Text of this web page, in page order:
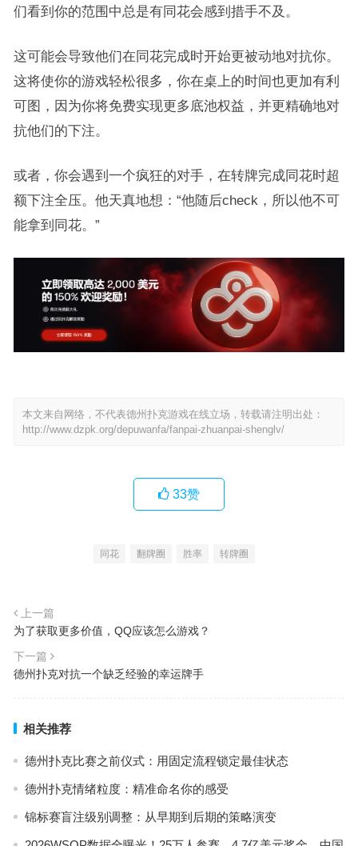
们看到你的范围中总是有同花会感到措手不及。
这可能会导致他们在同花完成时开始更被动地对抗你。
这将使你的游戏轻松很多，你在桌上的时间也更加有利
可图，因为你将免费实现更多底池权益，并更精确地对
抗他们的下注。
或者，你会遇到一个疯狂的对手，在转牌完成同花时超
额下注全压。他天真地想：“他随后check，所以他不可
能拿到同花。”
本文来自网络，不代表德州扑克游戏在线立场，转载请注明出处：
http://www.dzpk.org/depuwanfa/fanpai-zhuanpai-shenglv/
33赞
同花 翻牌圈 胜率 转牌圈
上一篇
为了获取更多价值，QQ应该怎么游戏？
下一篇
德州扑克对抗一个缺乏经验的幸运牌手
相关推荐
德州扑克比赛之前仪式：用固定流程锁定最佳状态
德州扑克情绪粒度：精准命名你的感受
锦标赛盲注级别调整：从早期到后期的策略演变